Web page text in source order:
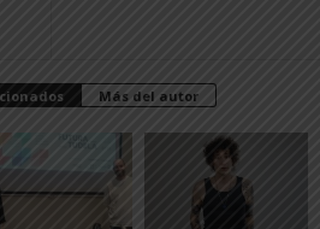
Más del autor